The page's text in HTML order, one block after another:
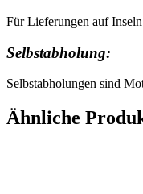
Für Lieferungen auf
Selbstabholung:
Selbstabholungen sind
Ähnliche